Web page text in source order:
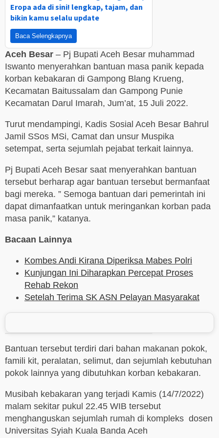
Eropa ada di sini! lengkap, tajam, dan
bikin kamu selalu update
Baca Selengkapnya
Aceh Besar – Pj Bupati Aceh Besar muhammad
Iswanto menyerahkan bantuan masa panik kepada
korban kebakaran di Gampong Blang Krueng,
Kecamatan Baitussalam dan Gampong Punie
Kecamatan Darul Imarah, Jum’at, 15 Juli 2022.
Turut mendampingi, Kadis Sosial Aceh Besar Bahrul
Jamil SSos MSi, Camat dan unsur Muspika
setempat, serta sejumlah pejabat terkait lainnya.
Pj Bupati Aceh Besar saat menyerahkan bantuan
tersebut berharap agar bantuan tersebut bermanfaat
bagi mereka. ” Semoga bantuan dari pemerintah ini
dapat dimanfaatkan untuk meringankan korban pada
masa panik,” katanya.
Bacaan Lainnya
Kombes Andi Kirana Diperiksa Mabes Polri
Kunjungan Ini Diharapkan Percepat Proses
Rehab Rekon
Setelah Terima SK ASN Pelayan Masyarakat
Bantuan tersebut terdiri dari bahan makanan pokok,
famili kit, peralatan, selimut, dan sejumlah kebutuhan
pokok lainnya yang dibutuhkan korban kebakaran.
Musibah kebakaran yang terjadi Kamis (14/7/2022)
malam sekitar pukul 22.45 WIB tersebut
menghanguskan sejumlah rumah di kompleks dosen
Universitas Syiah Kuala Banda Aceh